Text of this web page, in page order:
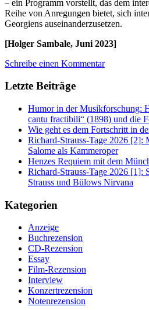
– ein Programm vorstellt, das dem
Reihe von Anregungen bietet, sich
Georgiens auseinanderzusetzen.
[Holger Sambale, Juni 2023]
Schreibe einen Kommentar
Letzte Beiträge
Humor in der Musikforschung:
cantu fractibili“ (1898) und die
Wie geht es dem Fortschritt in
Richard-Strauss-Tage 2026 [2]:
Salome als Kammeroper
Henzes Requiem mit dem
Richard-Strauss-Tage 2026 [1]:
Strauss und Bülows Nirvana
Kategorien
Anzeige
Buchrezension
CD-Rezension
Essay
Film-Rezension
Interview
Konzertrezension
Notenrezension